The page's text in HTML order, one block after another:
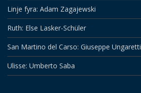
Linje fyra: Adam Zagajewski
Ruth: Else Lasker-Schüler
San Martino del Carso: Giuseppe Ungaretti
Ulisse: Umberto Saba